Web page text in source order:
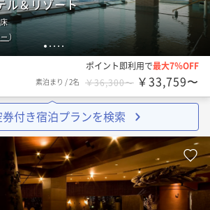
1 2 3 4 5
ル＆リゾート
）
ポイント即利用で最大7％OFF
素泊まり /2名 ￥36,300〜 ￥33,759〜
付き宿泊プランを検索